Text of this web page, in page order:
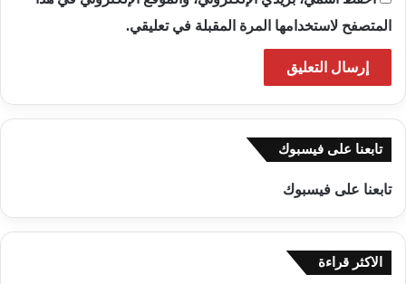
المتصفح لاستخدامها المرة المقبلة في تعليقي.
تابعنا على فيسبوك
تابعنا على فيسبوك
الاكثر قراءة